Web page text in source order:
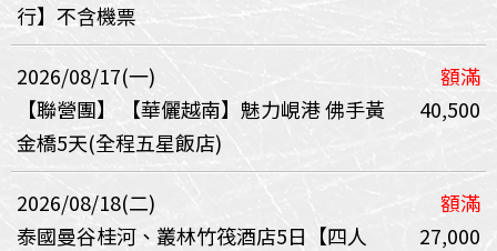
行】不含機票
2026/08/17(一)
額滿
【聯營團】
【華儷越南】魅力峴港 佛手黃
金橋5天(全程五星飯店)
40,500
2026/08/18(二)
額滿
泰國曼谷桂河、叢林竹筏酒店5日【四人
27,000